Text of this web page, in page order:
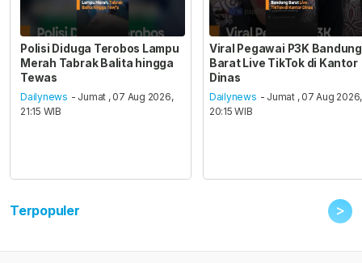
Polisi Diduga Terobos Lampu
Merah Tabrak Balita hingga
Tewas
Dailynews - Jumat , 07 Aug 2026,
21:15 WIB
Viral Pegawai P3K Bandung
Barat Live TikTok di Kantor
Dinas
Dailynews - Jumat , 07 Aug 2026,
20:15 WIB
Terpopuler >